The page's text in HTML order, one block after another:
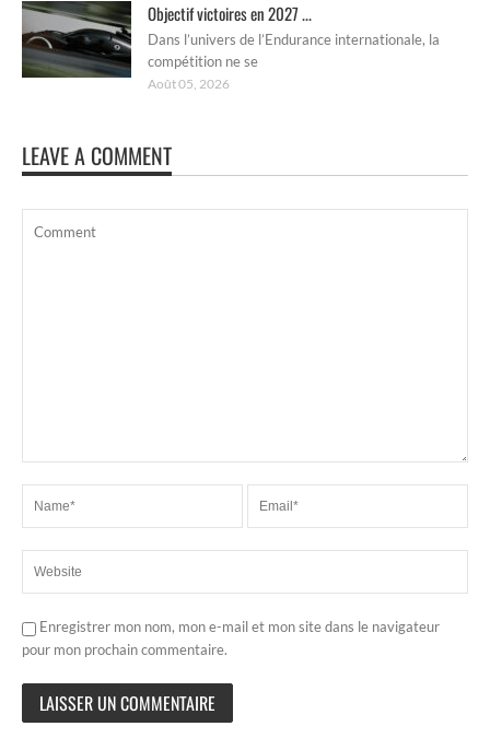
Objectif victoires en 2027 ...
Dans l’univers de l’Endurance internationale, la
compétition ne se
Août 05, 2026
LEAVE A COMMENT
Enregistrer mon nom, mon e-mail et mon site dans le navigateur
pour mon prochain commentaire.